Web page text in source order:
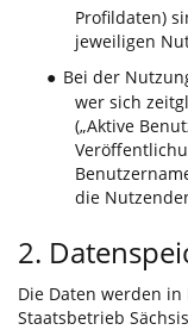
Profildaten)
jeweiligen
● Bei der
wer sich
(„Aktive
die
2.
Die Daten werden
Staatsbetrieb